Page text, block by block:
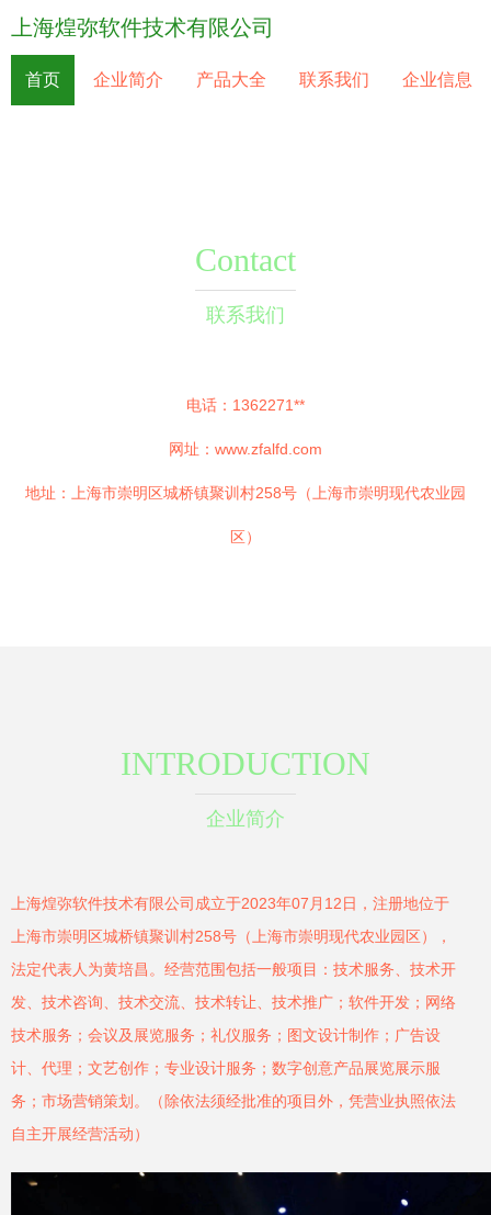
上海煌弥软件技术有限公司
首页 企业简介 产品大全 联系我们 企业信息
Contact
联系我们
电话：1362271**
网址： www.zfalfd.com
地址：上海市崇明区城桥镇聚训村258号（上海市崇明现代农业园
区）
INTRODUCTION
企业简介
上海煌弥软件技术有限公司成立于2023年07月12日，注册地位于
上海市崇明区城桥镇聚训村258号（上海市崇明现代农业园区），
法定代表人为黄培昌。经营范围包括一般项目：技术服务、技术开
发、技术咨询、技术交流、技术转让、技术推广；软件开发；网络
技术服务；会议及展览服务；礼仪服务；图文设计制作；广告设
计、代理；文艺创作；专业设计服务；数字创意产品展览展示服
务；市场营销策划。（除依法须经批准的项目外，凭营业执照依法
自主开展经营活动）